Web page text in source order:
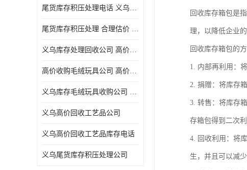
尾货库存积压处理电话 义乌市永峰贸易商行
尾货库存积压处理 合理估价 量大量小均可
义乌库存处理回收公司 高价回收库存积压 大量尾货回收
高价收购毛绒玩具公司 高价回收库存积压 回收库存 二手勿扰
义乌库存毛绒玩具收购公司 高价回收库存积压 义乌市永峰贸易商行
义乌高价回收工艺品公司
义乌高价回收工艺品库存电话
义乌尾货库存积压处理公司
回收库存箱包是
理，以降低企业的
回收库存箱包的
1. 内部再利用：
2. 捐赠：将库存
3. 转售：将库存
存箱包得到二次利
4. 回收利用：将
生，并且可以减